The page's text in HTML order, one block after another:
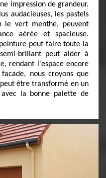
impression de grandeur.
audacieuses, les pastels
le vert menthe, peuvent
aérée et spacieuse.
peut faire toute la
brillant peut aider à
rendant l'espace encore
nous croyons que
être transformé en un
la bonne palette de